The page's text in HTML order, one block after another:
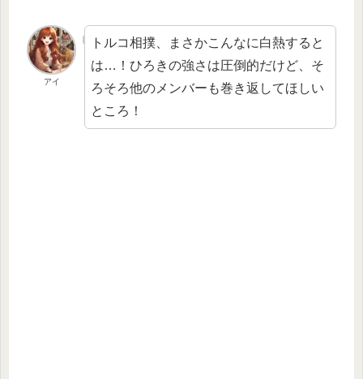
アイ
トルコ相撲、まさかこんなに白熱すると
は…！ひろきの強さは圧倒的だけど、そ
ろそろ他のメンバーも巻き返してほしい
ところ！